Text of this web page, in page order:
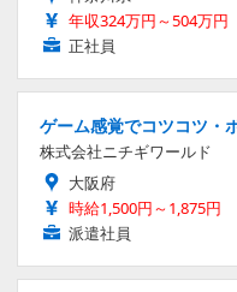
年収324万円～504万円
正社員
ゲーム感覚でコツコツ・
株式会社ニチギワールド
大阪府
時給1,500円～1,875円
派遣社員